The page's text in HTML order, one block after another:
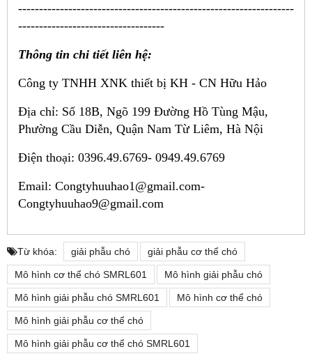
------------------------------------------------------------------
-----------------------------------
Thông tin chi tiết liên hệ:
Công ty TNHH XNK thiết bị KH - CN Hữu Hảo
Địa chỉ: Số 18B, Ngõ 199 Đường Hồ Tùng Mậu,
Phường Cầu Diễn, Quận Nam Từ Liêm, Hà Nội
Điện thoại: 0396.49.6769- 0949.49.6769
Email: Congtyhuuhao1@gmail.com-
Congtyhuuhao9@gmail.com
Từ khóa: giải phẫu chó giải phẫu cơ thể chó
Mô hình cơ thể chó SMRL601 Mô hình giải phẫu chó
Mô hình giải phẫu chó SMRL601 Mô hình cơ thể chó
Mô hình giải phẫu cơ thể chó
Mô hình giải phẫu cơ thể chó SMRL601